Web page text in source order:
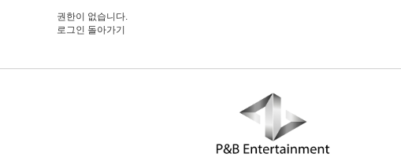
권한이 없습니다.
로그인 돌아가기